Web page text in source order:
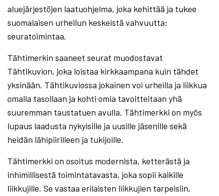
aluejärjestöjen laatuohjelma, joka kehittää ja tukee
suomalaisen urheilun keskeistä vahvuutta:
seuratoimintaa.
Tähtimerkin saaneet seurat muodostavat
Tähtikuvion, joka loistaa kirkkaampana kuin tähdet
yksinään. Tähtikuviossa jokainen voi urheilla ja liikkua
omalla tasollaan ja kohti omia tavoitteitaan yhä
suuremman taustatuen avulla. Tähtimerkki on myös
lupaus laadusta nykyisille ja uusille jäsenille sekä
heidän lähipiirilleen ja tukijoille.
Tähtimerkki on osoitus modernista, ketterästä ja
inhimillisestä toimintatavasta, joka sopii kaikille
liikkujille. Se vastaa erilaisten liikkujien tarpeisiin,